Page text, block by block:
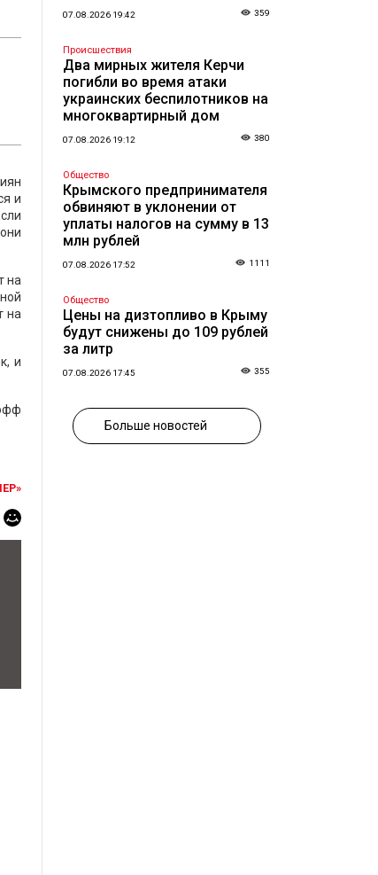
и
на
на
и
07.08.2026 19:42 359
Происшествия
Два мирных жителя Керчи
погибли во время атаки
украинских беспилотников на
многоквартирный дом
07.08.2026 19:12 380
Общество
Крымского предпринимателя
обвиняют в уклонении от
уплаты налогов на сумму в 13
млн рублей
07.08.2026 17:52 1111
Общество
Цены на дизтопливо в Крыму
будут снижены до 109 рублей
за литр
07.08.2026 17:45 355
Больше новостей